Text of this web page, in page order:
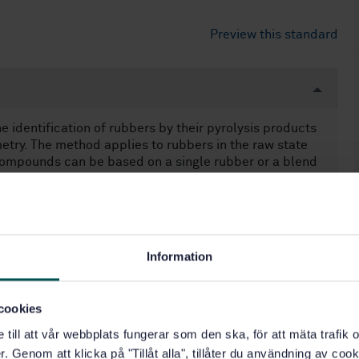
Information
till att vår webbplats fungerar som den ska, för att mäta trafik
Genom att klicka på "Tillåt alla", tillåter du användning av
Preview this standard
identification of rubbers by their pyrolysis products
The method applies to rubbers in the raw state
can be based on a single rubber or a blend
rubber in a blend is <10 %, detection and
is given in Clause 4.